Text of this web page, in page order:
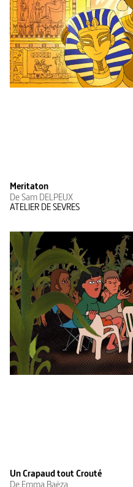
Meritaton
De Sam DELPEUX
ATELIER DE SEVRES
Un Crapaud tout Crouté
De Emma Baëza